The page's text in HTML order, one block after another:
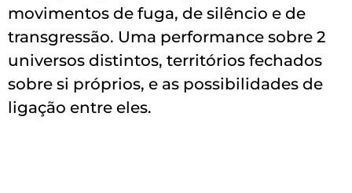
movimentos de fuga, de silêncio e de
transgressão. Uma performance sobre 2
universos distintos, territórios fechados
sobre si próprios, e as possibilidades de
ligação entre eles.